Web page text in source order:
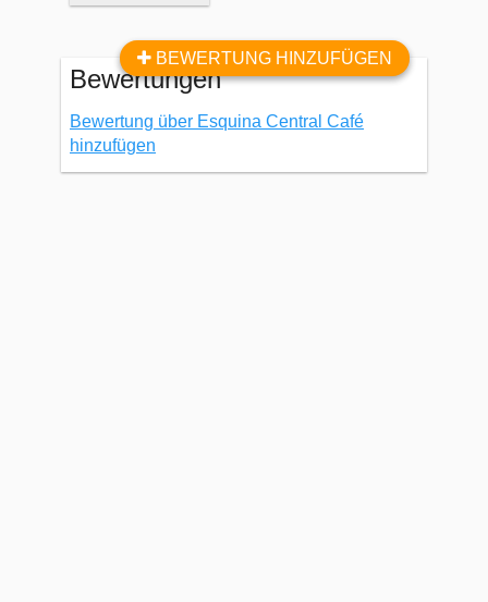
BEWERTUNG HINZUFÜGEN
Bewertungen
Bewertung über Esquina Central Café
hinzufügen